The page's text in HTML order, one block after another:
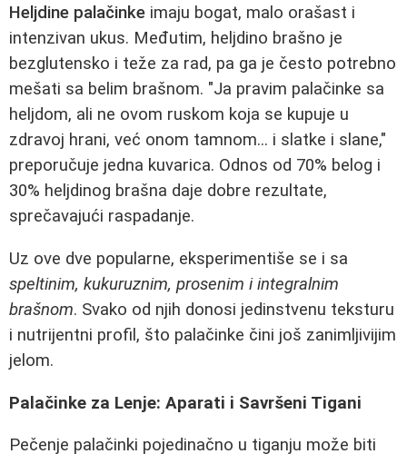
Heljdine palačinke imaju bogat, malo orašast i
intenzivan ukus. Međutim, heljdino brašno je
bezglutensko i teže za rad, pa ga je često potrebno
mešati sa belim brašnom. "Ja pravim palačinke sa
heljdom, ali ne ovom ruskom koja se kupuje u
zdravoj hrani, već onom tamnom... i slatke i slane,"
preporučuje jedna kuvarica. Odnos od 70% belog i
30% heljdinog brašna daje dobre rezultate,
sprečavajući raspadanje.
Uz ove dve popularne, eksperimentiše se i sa
speltinim, kukuruznim, prosenim i integralnim
brašnom. Svako od njih donosi jedinstvenu teksturu
i nutrijentni profil, što palačinke čini još zanimljivijim
jelom.
Palačinke za Lenje: Aparati i Savršeni Tigani
Pečenje palačinki pojedinačno u tiganju može biti